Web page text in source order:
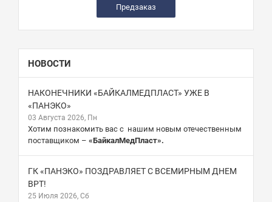
Предзаказ
НОВОСТИ
НАКОНЕЧНИКИ «БАЙКАЛМЕДПЛАСТ» УЖЕ В
«ПАНЭКО»
03 Августа 2026, Пн
Хотим познакомить вас с нашим новым отечественным
поставщиком – «БайкалМедПласт».
ГК «ПАНЭКО» ПОЗДРАВЛЯЕТ С ВСЕМИРНЫМ ДНЕМ
ВРТ!
25 Июля 2026, Сб